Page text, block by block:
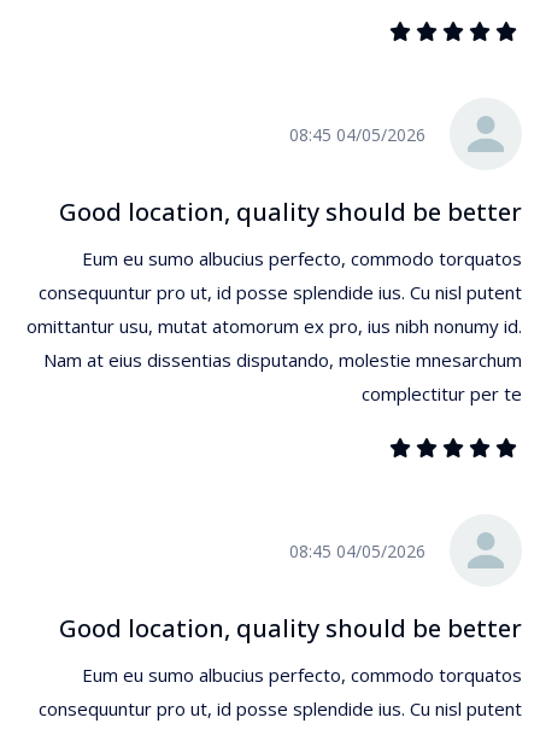
04/05/2026 08:45
Good location, quality should be better
Eum eu sumo albucius perfecto, commodo torquatos
consequuntur pro ut, id posse splendide ius. Cu nisl putent
omittantur usu, mutat atomorum ex pro, ius nibh nonumy id.
Nam at eius dissentias disputando, molestie mnesarchum
complectitur per te
04/05/2026 08:45
Good location, quality should be better
Eum eu sumo albucius perfecto, commodo torquatos
consequuntur pro ut, id posse splendide ius. Cu nisl putent